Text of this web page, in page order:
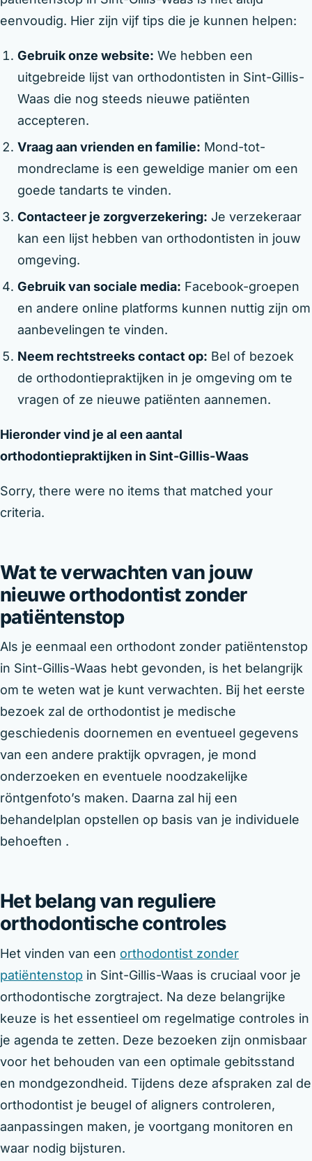
eenvoudig. Hier zijn vijf tips die je kunnen helpen:
Gebruik onze website: We hebben een
uitgebreide lijst van orthodontisten in Sint-Gillis-
Waas die nog steeds nieuwe patiënten
accepteren.
Vraag aan vrienden en familie: Mond-tot-
mondreclame is een geweldige manier om een
goede tandarts te vinden.
Contacteer je zorgverzekering: Je verzekeraar
kan een lijst hebben van orthodontisten in jouw
omgeving.
Gebruik van sociale media: Facebook-groepen
en andere online platforms kunnen nuttig zijn om
aanbevelingen te vinden.
Neem rechtstreeks contact op: Bel of bezoek
de orthodontiepraktijken in je omgeving om te
vragen of ze nieuwe patiënten aannemen.
Hieronder vind je al een aantal
orthodontiepraktijken in Sint-Gillis-Waas
Sorry, there were no items that matched your
criteria.
Wat te verwachten van jouw
nieuwe orthodontist zonder
patiëntenstop
Als je eenmaal een orthodont zonder patiëntenstop
in Sint-Gillis-Waas hebt gevonden, is het belangrijk
om te weten wat je kunt verwachten. Bij het eerste
bezoek zal de orthodontist je medische
geschiedenis doornemen en eventueel gegevens
van een andere praktijk opvragen, je mond
onderzoeken en eventuele noodzakelijke
röntgenfoto’s maken. Daarna zal hij een
behandelplan opstellen op basis van je individuele
behoeften .
Het belang van reguliere
orthodontische controles
Het vinden van een orthodontist zonder
patiëntenstop in Sint-Gillis-Waas is cruciaal voor je
orthodontische zorgtraject. Na deze belangrijke
keuze is het essentieel om regelmatige controles in
je agenda te zetten. Deze bezoeken zijn onmisbaar
voor het behouden van een optimale gebitsstand
en mondgezondheid. Tijdens deze afspraken zal de
orthodontist je beugel of aligners controleren,
aanpassingen maken, je voortgang monitoren en
waar nodig bijsturen.